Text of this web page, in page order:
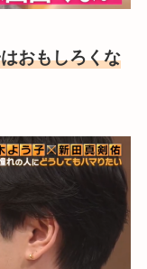
おもしろくな